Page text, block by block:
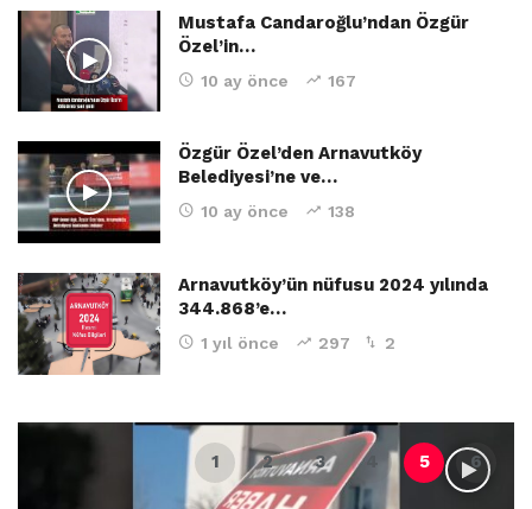
Mustafa Candaroğlu’ndan Özgür
Özel’in…
10 ay önce 167
Özgür Özel’den Arnavutköy
Belediyesi’ne ve…
10 ay önce 138
Arnavutköy’ün nüfusu 2024 yılında
344.868’e…
1 yıl önce 297 2